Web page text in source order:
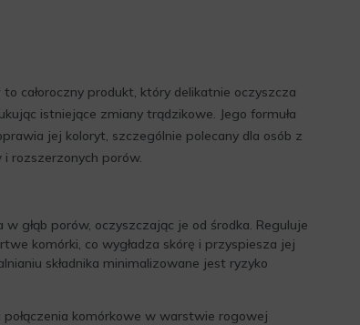
to całoroczny produkt, który delikatnie oczyszcza
istniejące zmiany trądzikowe. Jego formuła
jej koloryt, szczególnie polecany dla osób z
i rozszerzonych porów.
w głąb porów, oczyszczając je od środka. Reguluje
komórki, co wygładza skórę i przyspiesza jej
składnika minimalizowane jest ryzyko
połączenia komórkowe w warstwie rogowej